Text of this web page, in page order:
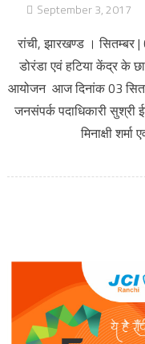
September 3, 2017
रांची, झारखण्ड ।
डोरंडा एवं हटिया केंद्र के
आयोजन आज दिनांक 03
जनसंपर्क पदाधिकारी सुश्री
मिनाक्षी